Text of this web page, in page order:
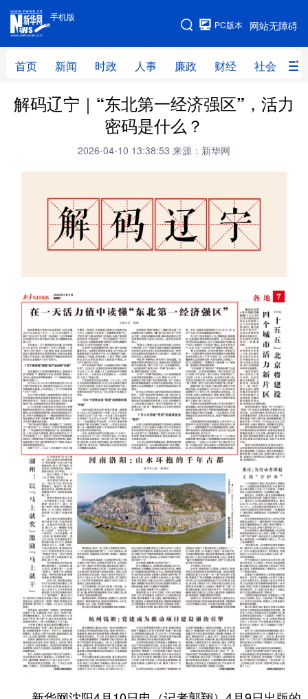
手机版
网站无障碍
PC版本
首页 新闻 时政 人事 廉政 财经 社会 科
手机版
网站地图
首页 新闻 时政 人事
财经 社会
地方频道
北京 天津 河北 山西
辽宁 吉林 上海 江苏
浙江 安徽 福建 江西
山东 河南 湖北 湖南
广东 广西 海南 重庆
四川 贵州 云南 西藏
陕西 甘肃 青海 宁夏
新疆 内蒙古 黑龙江
多语种频道
English Español Français عربى
Русский язык 日本語 한국어
Deutsch Português
解码辽宁｜“东北第一经济强区”，活力
密码是什么？
2026-04-10 13:38:53 来源：新华网